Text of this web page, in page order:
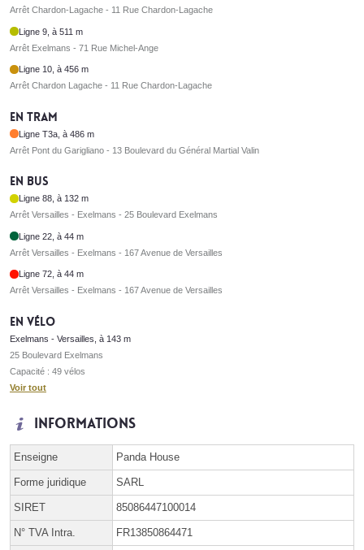
Arrêt Chardon-Lagache - 11 Rue Chardon-Lagache
Ligne 9, à 511 m
Arrêt Exelmans - 71 Rue Michel-Ange
Ligne 10, à 456 m
Arrêt Chardon Lagache - 11 Rue Chardon-Lagache
En tram
Ligne T3a, à 486 m
Arrêt Pont du Garigliano - 13 Boulevard du Général Martial Valin
En bus
Ligne 88, à 132 m
Arrêt Versailles - Exelmans - 25 Boulevard Exelmans
Ligne 22, à 44 m
Arrêt Versailles - Exelmans - 167 Avenue de Versailles
Ligne 72, à 44 m
Arrêt Versailles - Exelmans - 167 Avenue de Versailles
En vélo
Exelmans - Versailles, à 143 m
25 Boulevard Exelmans
Capacité : 49 vélos
Voir tout
Informations
Enseigne Panda House
Forme juridique SARL
SIRET 85086447100014
N° TVA Intra. FR13850864471